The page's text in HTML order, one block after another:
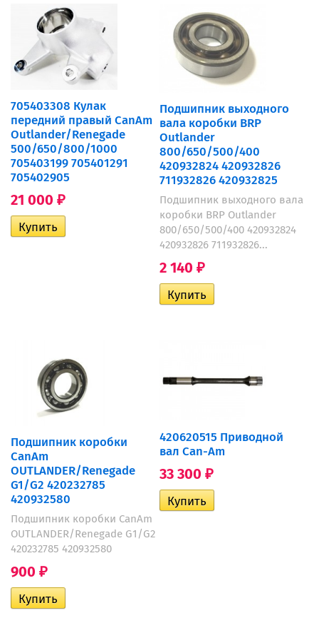
705403308 Кулак
передний правый CanAm
Outlander/Renegade
500/650/800/1000
705403199 705401291
705402905
21 000 ₽
Подшипник выходного
вала коробки BRP
Outlander
800/650/500/400
420932824 420932826
711932826 420932825
Подшипник выходного вала
коробки BRP Outlander
800/650/500/400 420932824
420932826 711932826...
2 140 ₽
Подшипник коробки
CanAm
OUTLANDER/Renegade
G1/G2 420232785
420932580
Подшипник коробки CanAm
OUTLANDER/Renegade G1/G2
420232785 420932580
900 ₽
420620515 Приводной
вал Can-Am
33 300 ₽